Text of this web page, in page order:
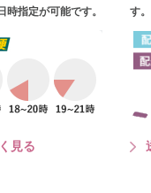
指定が可能です。
見る
す